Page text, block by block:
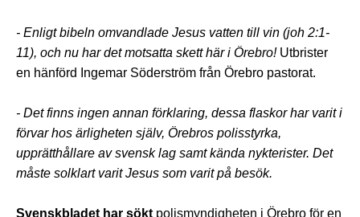
- Enligt bibeln omvandlade Jesus vatten till vin (joh 2:1-
11), och nu har det motsatta skett här i Örebro! Utbrister
en hänförd Ingemar Söderström från Örebro pastorat.
- Det finns ingen annan förklaring, dessa flaskor har varit i
förvar hos ärligheten själv, Örebros polisstyrka,
upprätthållare av svensk lag samt kända nykterister. Det
måste solklart varit Jesus som varit på besök.
Svenskbladet har sökt polismyndigheten i Örebro för en